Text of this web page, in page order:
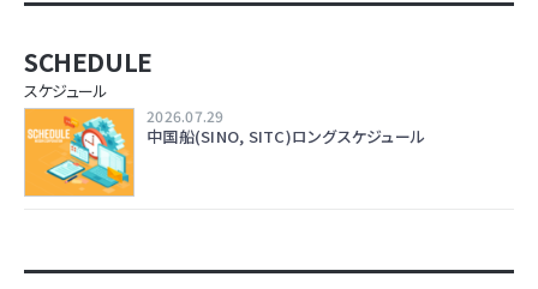
SCHEDULE
スケジュール
2026.07.29
中国船(SINO, SITC)ロングスケジュール